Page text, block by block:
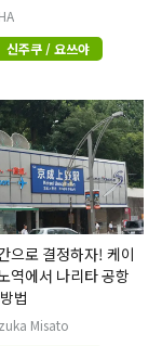
신주쿠 / 요쓰야
으로 결정하자! 케이
역에서 나리타 공항
법
Misato